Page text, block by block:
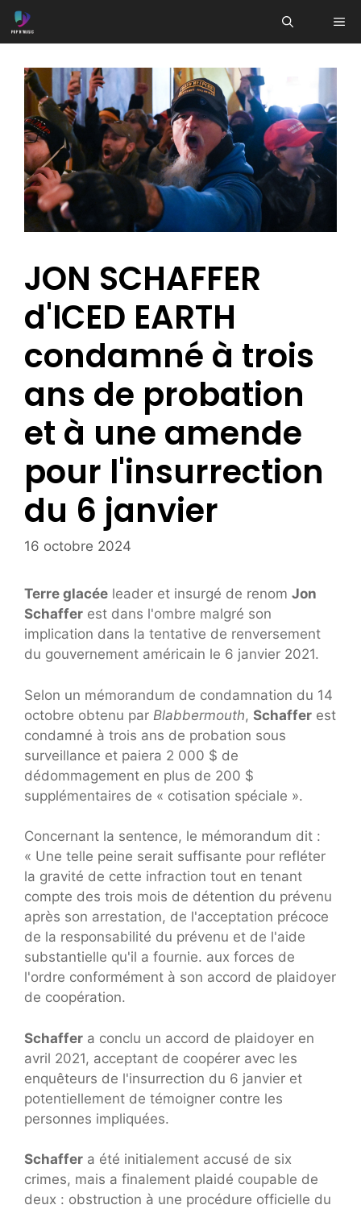
Aller
au
JON SCHAFFER
d'ICED EARTH
condamné à trois
ans de probation
et à une amende
pour l'insurrection
du 6 janvier
16 octobre 2024
Terre glacée leader et insurgé de renom Jon
Schaffer est dans l'ombre malgré son
implication dans la tentative de renversement
du gouvernement américain le 6 janvier 2021.
Selon un mémorandum de condamnation du 14
octobre obtenu par Blabbermouth, Schaffer est
condamné à trois ans de probation sous
surveillance et paiera 2 000 $ de
dédommagement en plus de 200 $
supplémentaires de « cotisation spéciale ».
Concernant la sentence, le mémorandum dit :
« Une telle peine serait suffisante pour refléter
la gravité de cette infraction tout en tenant
compte des trois mois de détention du prévenu
après son arrestation, de l'acceptation précoce
de la responsabilité du prévenu et de l'aide
substantielle qu'il a fournie. aux forces de
l'ordre conformément à son accord de plaidoyer
de coopération.
Schaffer a conclu un accord de plaidoyer en
avril 2021, acceptant de coopérer avec les
enquêteurs de l'insurrection du 6 janvier et
potentiellement de témoigner contre les
personnes impliquées.
Schaffer a été initialement accusé de six
crimes, mais a finalement plaidé coupable de
deux : obstruction à une procédure officielle du